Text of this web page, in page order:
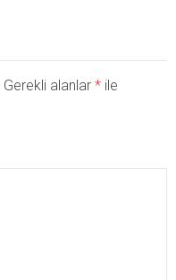
Gerekli alanlar * ile